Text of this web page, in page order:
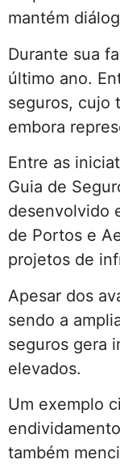
mantém
Durante sua
último ano.
seguros, cujo
embora
Entre as
Guia de
desenvolvido
de Portos e
projetos de
Apesar dos
sendo a
seguros gera
elevados.
Um exemplo
também